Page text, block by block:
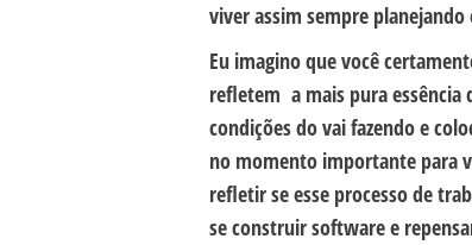
viver assim sempre
Eu imagino que você
refletem a mais pura essência
condições do vai fazendo e
no momento importante para
refletir se esse processo de
se construir software e